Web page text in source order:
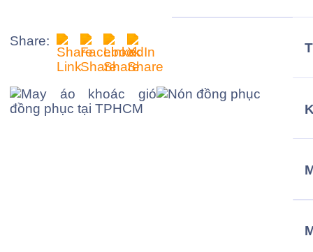
Share: